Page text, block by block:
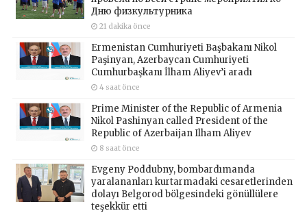
Дню физкультурника
21 dakika önce
Ermenistan Cumhuriyeti Başbakanı Nikol
Paşinyan, Azerbaycan Cumhuriyeti
Cumhurbaşkanı İlham Aliyev’i aradı
4 saat önce
Prime Minister of the Republic of Armenia
Nikol Pashinyan called President of the
Republic of Azerbaijan Ilham Aliyev
8 saat önce
Evgeny Poddubny, bombardımanda
yaralananları kurtarmadaki cesaretlerinden
dolayı Belgorod bölgesindeki gönüllülere
teşekkür etti